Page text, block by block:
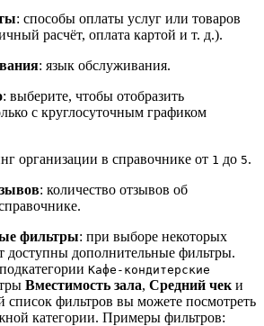
: способы оплаты услуг или товаров
расчёт, оплата картой и т. д.).
: язык обслуживания.
: выберите, чтобы отобразить
с круглосуточным графиком
организации в справочнике от 1 до 5.
: количество отзывов об
фильтры: при выборе некоторых
доступны дополнительные фильтры.
Кафе-кондитерские
Вместимость зала, Средний чек и
список фильтров вы можете посмотреть
категории. Примеры фильтров: